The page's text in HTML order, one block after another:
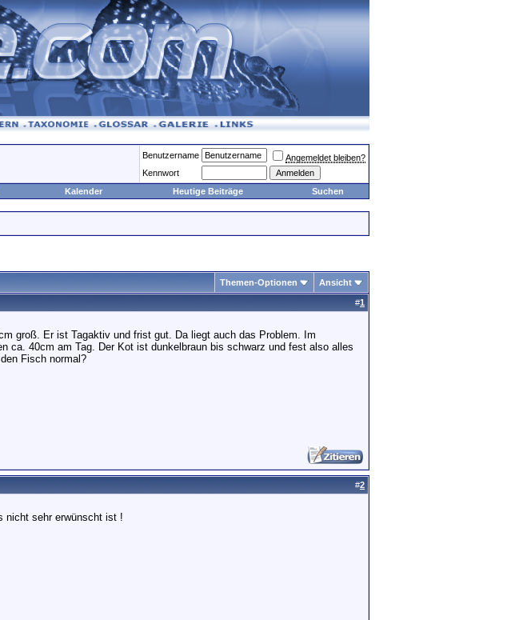
Benutzername
Angemeldet bleiben?
Kennwort
Kalender Heutige Beiträge Suchen
Themen-Optionen Ansicht
#1
groß. Er ist Tagaktiv und frist gut. Da liegt auch das Problem. Im
ca. 40cm am Tag. Der Kot ist dunkelbraun bis schwarz und fest also alles
Fisch normal?
#2
nicht sehr erwünscht ist !